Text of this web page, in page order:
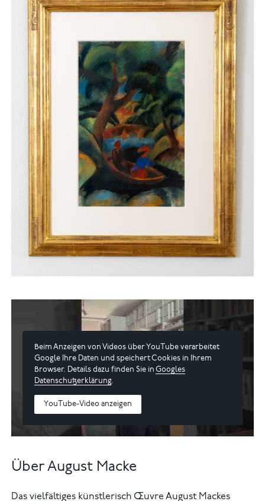
Beim Anzeigen von Videos über YouTube verarbeitet
Google Ihre Daten und speichert Cookies in Ihrem
Browser. Details dazu finden Sie in Googles
Datenschutzerklärung.
YouTube-Video anzeigen
Über August Macke
Das vielfältiges künstlerisch Œuvre August Mackes